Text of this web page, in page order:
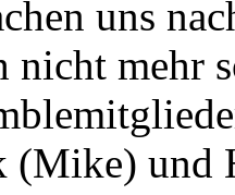
uns
mehr
(Mike) und